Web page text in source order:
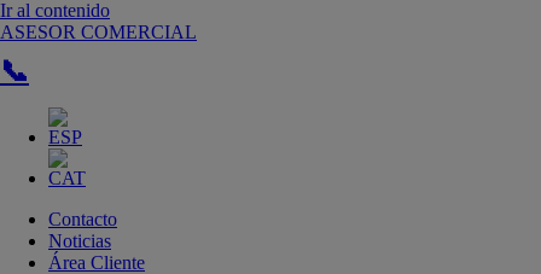
Ir al contenido
ASESOR COMERCIAL
📞
Contacto
Noticias
Área Cliente